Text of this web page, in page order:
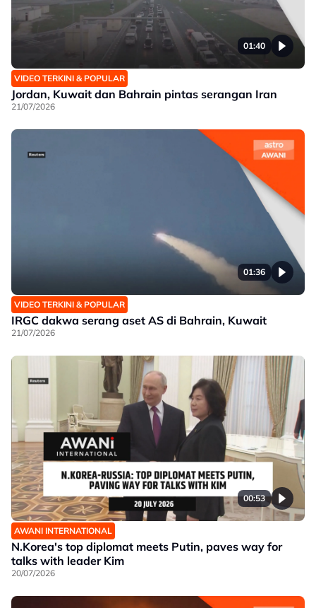
01:40
VIDEO TERKINI & POPULAR
Jordan, Kuwait dan Bahrain pintas serangan Iran
21/07/2026
01:36
VIDEO TERKINI & POPULAR
IRGC dakwa serang aset AS di Bahrain, Kuwait
21/07/2026
00:53
AWANI INTERNATIONAL
N.Korea's top diplomat meets Putin, paves way for
talks with leader Kim
20/07/2026